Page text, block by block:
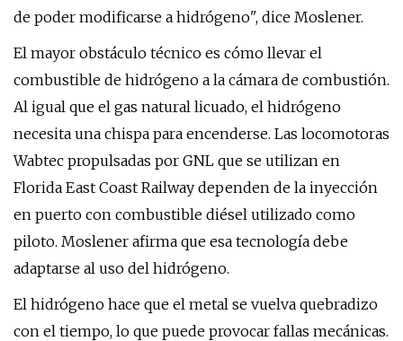
de poder modificarse a hidrógeno", dice Moslener.
El mayor obstáculo técnico es cómo llevar el
combustible de hidrógeno a la cámara de combustión.
Al igual que el gas natural licuado, el hidrógeno
necesita una chispa para encenderse. Las locomotoras
Wabtec propulsadas por GNL que se utilizan en
Florida East Coast Railway dependen de la inyección
en puerto con combustible diésel utilizado como
piloto. Moslener afirma que esa tecnología debe
adaptarse al uso del hidrógeno.
El hidrógeno hace que el metal se vuelva quebradizo
con el tiempo, lo que puede provocar fallas mecánicas.